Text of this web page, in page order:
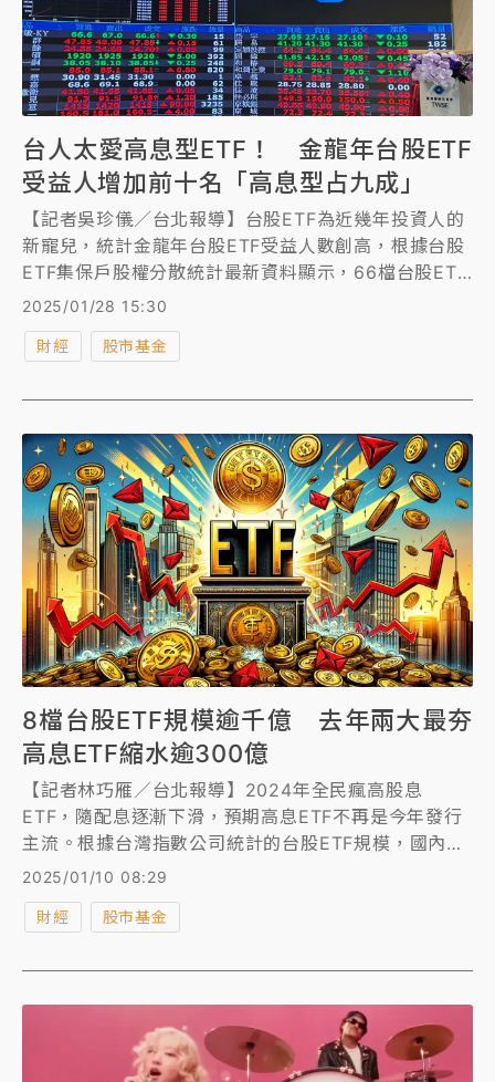
台人太愛高息型ETF！ 金龍年台股ETF
受益人增加前十名「高息型占九成」
【記者吳珍儀／台北報導】台股ETF為近幾年投資人的
新寵兒，統計金龍年台股ETF受益人數創高，根據台股
ETF集保戶股權分散統計最新資料顯示，66檔台股ETF
受益人在金龍年增加了390萬1563人，總人數來到
受益人數中，00940為新成立的ETF到年底人數為
高息ETF增加54.5萬人最具人氣，整體來看，前十名中
有9檔是台股高息ETF。
2025/01/28 15:30
財經 股市基金
8檔台股ETF規模逾千億 去年兩大最夯
高息ETF縮水逾300億
【記者林巧雁／台北報導】2024年全民瘋高股息
ETF，隨配息逐漸下滑，預期高息ETF不再是今年發行
主流。根據台灣指數公司統計的台股ETF規模，國內已
有共8檔ETF超過千億。去年新成立最熱門的兩檔高息
ETF00939規模縮水超過百億掉到十大榜外、00940
更是萎縮逾200億。
2025/01/10 08:29
財經 股市基金